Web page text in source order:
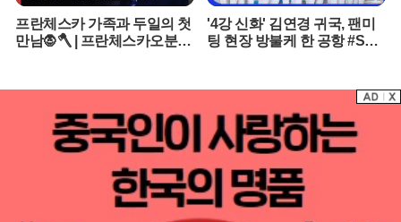
될 전망이다.
프란체스카 가족과 두일의 첫
만남🧛🪓 | 프란체스카오분순
'4강 신화' 김연경 귀국, 팬미
팅 현장 방불케 한 공항 #SPO